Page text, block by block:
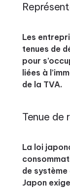
Les
tenues de
pour
liées à
de la TVA.
Tenue de
La loi
de
Japon